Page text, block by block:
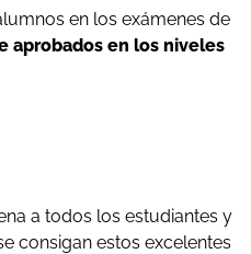
en los exámenes de
aprobados en los niveles
a todos los estudiantes y
consigan estos excelentes